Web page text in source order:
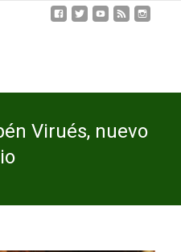
Virués, nuevo